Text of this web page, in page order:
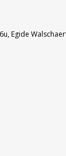
Egide